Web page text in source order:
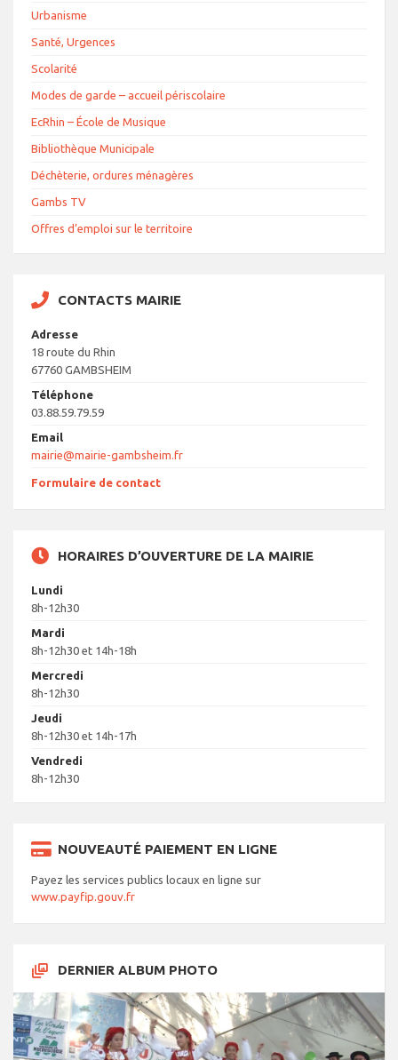
Urbanisme
Santé, Urgences
Scolarité
Modes de garde – accueil périscolaire
EcRhin – École de Musique
Bibliothèque Municipale
Déchèterie, ordures ménagères
Gambs TV
Offres d’emploi sur le territoire
CONTACTS MAIRIE
Adresse
18 route du Rhin
67760 GAMBSHEIM
Téléphone
03.88.59.79.59
Email
mairie@mairie-gambsheim.fr
Formulaire de contact
HORAIRES D’OUVERTURE DE LA MAIRIE
Lundi
8h-12h30
Mardi
8h-12h30 et 14h-18h
Mercredi
8h-12h30
Jeudi
8h-12h30 et 14h-17h
Vendredi
8h-12h30
NOUVEAUTÉ PAIEMENT EN LIGNE
Payez les services publics locaux en ligne sur
www.payfip.gouv.fr
DERNIER ALBUM PHOTO